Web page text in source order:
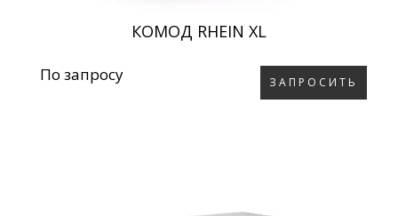
КОМОД RHEIN XL
По запросу ЗАПРОСИТЬ